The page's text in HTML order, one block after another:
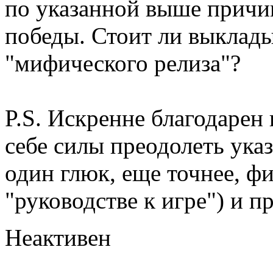
по указанной выше
победы. Стоит ли
"мифического релиза"?
P.S. Искренне
себе силы преодолеть
один глюк, еще точнее,
"руководстве к игре") и
Неактивен